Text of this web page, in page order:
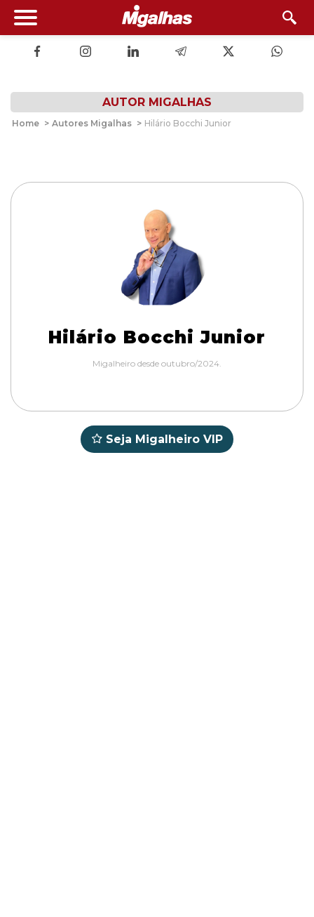
AUTOR MIGALHAS
Home > Autores Migalhas > Hilário Bocchi Junior
Hilário Bocchi Junior
Migalheiro desde outubro/2024.
Seja Migalheiro VIP